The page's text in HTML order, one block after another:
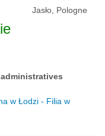
Jasło, Pologne
w Łodzi - Filia w